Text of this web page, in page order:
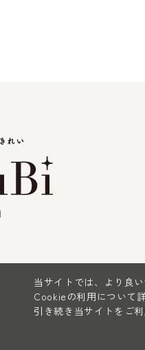
当サイトでは、より良
Cookieの利用について
引き続き当サイトをご